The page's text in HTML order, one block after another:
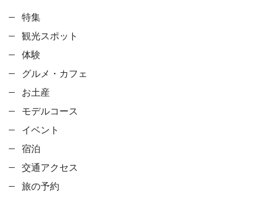
特集
観光スポット
体験
グルメ・カフェ
お土産
モデルコース
イベント
宿泊
交通アクセス
旅の予約